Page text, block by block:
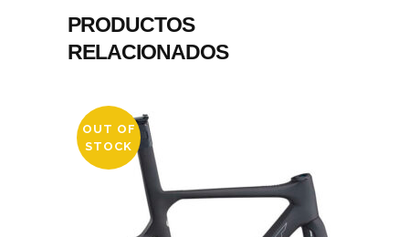
PRODUCTOS
RELACIONADOS
OUT OF
STOCK